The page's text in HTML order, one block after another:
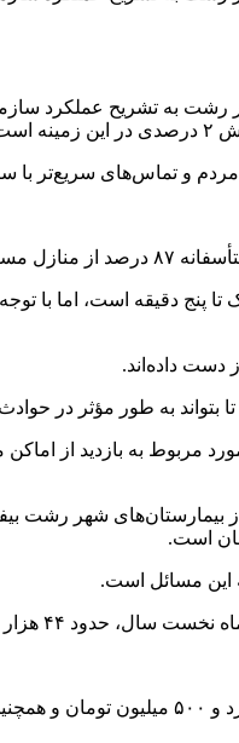
رشت به تشریح عملکرد
دقیقه است، اما با توجه
به طور مؤثر در
به وضعیت ایمنی بیمارستان‌ها و اماکن پرخطر اشاره کرد و گفت: در مجموع ۲۲۳ مورد از
بیمارستان‌های شهر رشت
است.
این مسائل است.
آموزش برگزار کرده‌ایم.